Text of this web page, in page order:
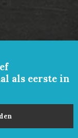
als eerste in